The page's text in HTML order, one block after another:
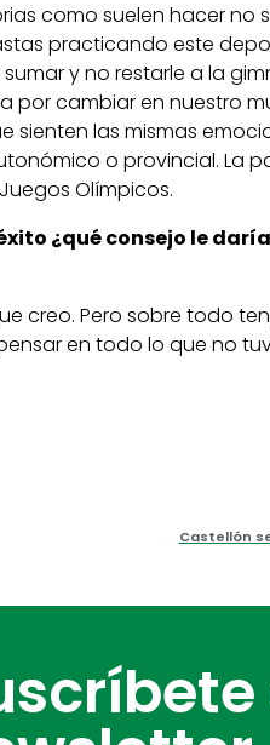
como suelen hacer no
practicando este
y no restarle a la
por cambiar en nuestro
sienten las mismas
o provincial. La
Olímpicos.
¿qué consejo le
creo. Pero sobre todo
en todo lo que no
Castellón